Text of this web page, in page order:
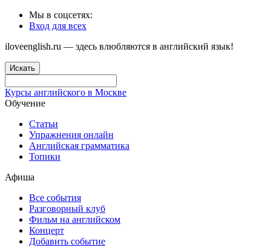
Мы в соцсетях:
Вход для всех
iloveenglish.ru — здесь влюбляются в английский язык!
Искать
Курсы английского в Москве
Обучение
Статьи
Упражнения онлайн
Английская грамматика
Топики
Афиша
Все события
Разговорный клуб
Фильм на английском
Концерт
Добавить событие